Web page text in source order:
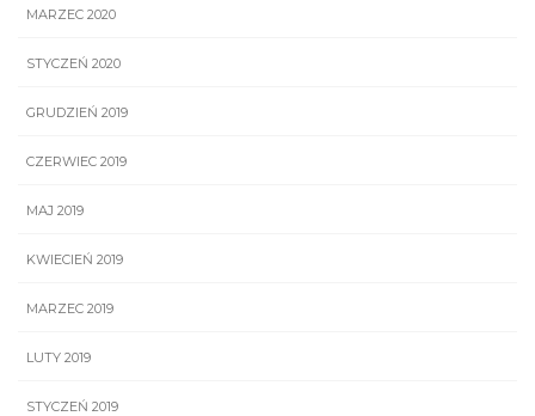
MARZEC 2020
STYCZEŃ 2020
GRUDZIEŃ 2019
CZERWIEC 2019
MAJ 2019
KWIECIEŃ 2019
MARZEC 2019
LUTY 2019
STYCZEŃ 2019